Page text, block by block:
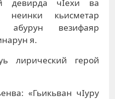
девирда чIехи ва
неинки кьисметар
абурун везифаяр
я.
лирический герой
«Гьикьван чIуру